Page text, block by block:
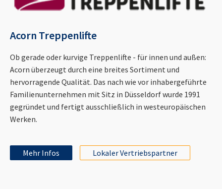
Acorn Treppenlifte
Ob gerade oder kurvige Treppenlifte - für innen und außen:
Acorn überzeugt durch eine breites Sortiment und
hervorragende Qualität. Das nach wie vor inhabergeführte
Familienunternehmen mit Sitz in Düsseldorf wurde 1991
gegründet und fertigt ausschließlich in westeuropäischen
Werken.
Mehr Infos Lokaler Vertriebspartner